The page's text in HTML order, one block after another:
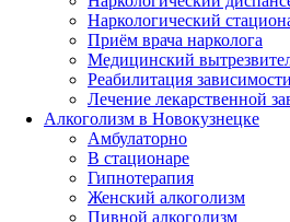
Наркологический
Приём врача нарколога
Медицинский
Реабилитация
Лечение лекарственной
Алкоголизм в Новокузнецке
Амбулаторно
В стационаре
Гипнотерапия
Женский алкоголизм
Пивной алкоголизм